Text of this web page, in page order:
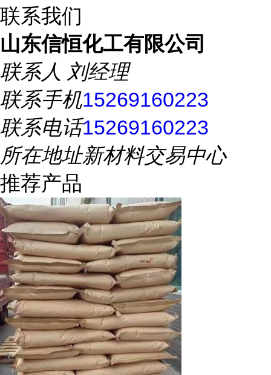
联系我们
山东信恒化工有限公司
联系人 刘经理
联系手机15269160223
联系电话15269160223
所在地址新材料交易中心
推荐产品